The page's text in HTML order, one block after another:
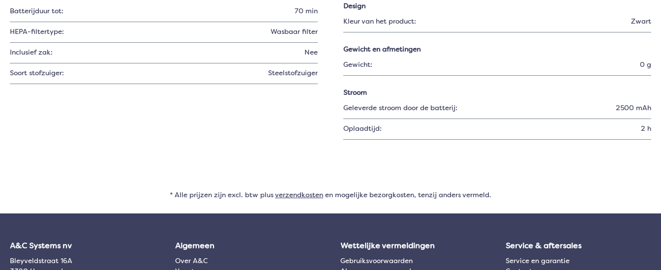
Batterijduur tot: 70 min
HEPA-filtertype: Wasbaar filter
Inclusief zak: Nee
Soort stofzuiger: Steelstofzuiger
Design
Kleur van het product: Zwart
Gewicht en afmetingen
Gewicht: 0 g
Stroom
Geleverde stroom door de batterij: 2500 mAh
Oplaadtijd: 2 h
* Alle prijzen zijn excl. btw plus verzendkosten en mogelijke bezorgkosten, tenzij anders vermeld.
A&C Systems nv
Bleyveldstraat 16A
Algemeen
Over A&C
Wettelijke vermeldingen
Gebruiksvoorwaarden
Service & aftersales
Service en garantie